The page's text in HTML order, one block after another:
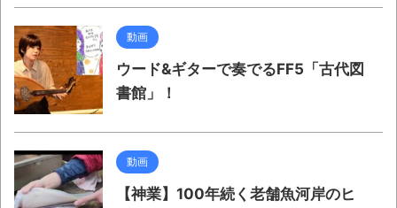
動画
ウード&ギターで奏でるFF5「古代図
書館」！
動画
【神業】100年続く老舗魚河岸のヒ